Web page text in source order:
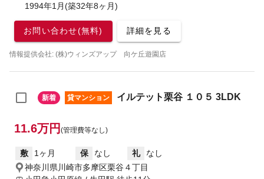
1994年1月(築32年8ヶ月)
お問い合わせ(無料) 詳細を見る
情報提供会社: (株)ウィンズアップ 向ケ丘遊園店
新着 貸マンション イルテット栗谷 １０５ 3LDK
11.6万円 (管理費等なし)
敷 1ヶ月 保 なし 礼
なし
神奈川県川崎市多摩区栗谷４丁目